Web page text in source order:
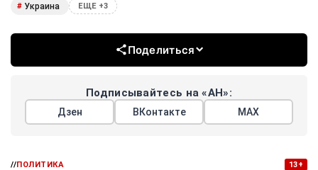
# Украина ЕЩЕ +3
Поделиться
Подписывайтесь на «АН»:
Дзен ВКонтакте МАХ
//ПОЛИТИКА 13+